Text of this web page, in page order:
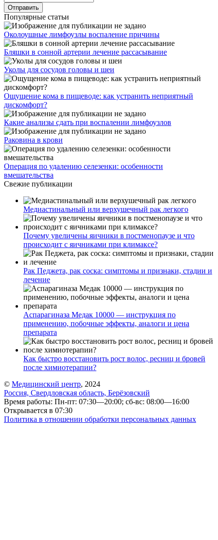
Популярные статьи
Околоушные лимфоузлы воспаление причины
Бляшки в сонной артерии лечение рассасывание
Уколы для сосудов головы и шеи
Ощущение кома в пищеводе: как устранить неприятный
дискомфорт?
Какие анализы сдать при воспалении лимфоузлов
Раковина в крови
Операция по удалению селезенки: особенности
вмешательства
Свежие публикации
Медиастинальный или верхушечный рак легкого
Почему увеличены яичники в постменопаузе и что
происходит с яичниками при климаксе?
Рак Педжета, рак соска: симптомы и признаки, стадии и
лечение
Аспарагиназа Медак 10000 — инструкция по
применению, побочные эффекты, аналоги и цена
препарата
Как быстро восстановить рост волос, ресниц и бровей
после химиотерапии?
© Медицинский центр, 2024
Россия, Свердловская область, Берёзовский
Время работы: Пн-пт: 07:30—20:00; сб-вс: 08:00—16:00
Открывается в 07:30
Политика в отношении обработки персональных данных